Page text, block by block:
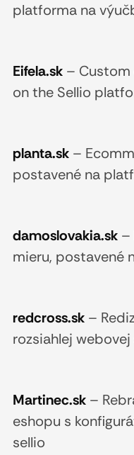
platforma na
Eifela.sk–
on the Sellio
planta.sk–
postavené na
damoslovakia.sk–
mieru, postavené
redcross.sk–
rozsiahlej
Martinec.sk–
eshopu s
sellio